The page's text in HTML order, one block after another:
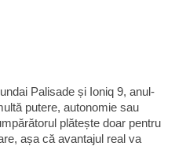
Palisade și Ioniq 9, anul-
putere, autonomie sau
plătește doar pentru
așa că avantajul real va